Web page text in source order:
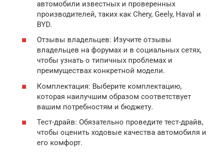
автомобили известных и проверенных
производителей, таких как Chery, Geely, Haval и
BYD.
Отзывы владельцев: Изучите отзывы
владельцев на форумах и в социальных сетях,
чтобы узнать о типичных проблемах и
преимуществах конкретной модели.
Комплектация: Выберите комплектацию,
которая наилучшим образом соответствует
вашим потребностям и бюджету.
Тест-драйв: Обязательно проведите тест-драйв,
чтобы оценить ходовые качества автомобиля и
его комфорт.